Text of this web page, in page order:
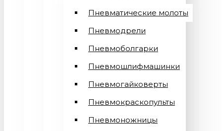
Пневматические молоты
Пневмодрели
Пневмоболгарки
Пневмошлифмашинки
Пневмогайковерты
Пневмокраскопульты
Пневмоножницы